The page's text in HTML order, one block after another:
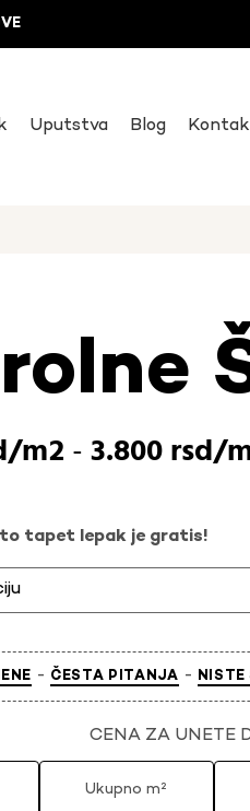
Uputstva Blog
-3.800rsd
tapet lepak je gratis!
- ČESTA PITANJA - NISTE
CENA ZA UNETE
Ukupno m²